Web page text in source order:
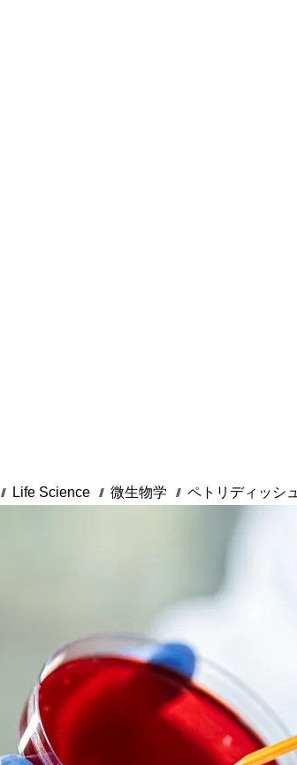
/// Life Science /// 微生物学 /// ペトリディッシュ